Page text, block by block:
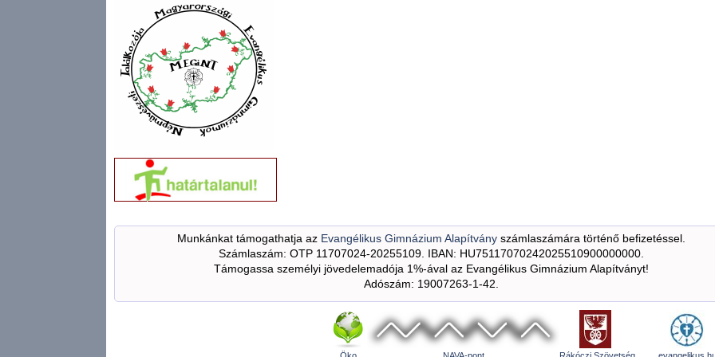
Munkánkat támogathatja az Evangélikus Gimnázium Alapítványszámlaszámára történő befizetéssel.
Számlaszám: OTP 11707024-20255109. IBAN: HU75117070242025510900000000.
Támogassa személyi jövedelemadója 1%-ával az Evangélikus Gimnázium Alapítványt!
Adószám: 19007263-1-42.